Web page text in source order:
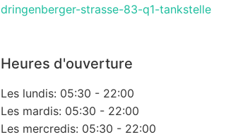
dringenberger-strasse-83-q1-tankstelle
Heures d'ouverture
Les lundis: 05:30 - 22:00
Les mardis: 05:30 - 22:00
Les mercredis: 05:30 - 22:00